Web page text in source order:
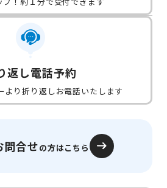
返し電話予約
より折り返しお電話いたします
問合せの方はこちら